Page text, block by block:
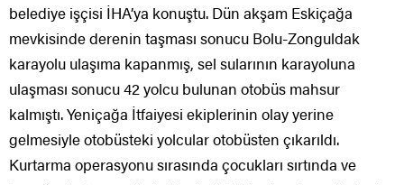
belediye işçisi İHA’ya konuştu. Dün akşam Eskiçağa
mevkisinde derenin taşması sonucu Bolu-Zonguldak
karayolu ulaşıma kapanmış, sel sularının karayoluna
ulaşması sonucu 42 yolcu bulunan otobüs mahsur
kalmıştı. Yeniçağa İtfaiyesi ekiplerinin olay yerine
gelmesiyle otobüsteki yolcular otobüsten çıkarıldı.
Kurtarma operasyonu sırasında çocukları sırtında ve